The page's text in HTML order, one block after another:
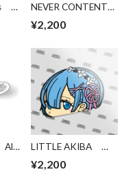
NEVER CONTENT
Ver3
¥2,200
All
LITTLE AKIBA
¥2,200